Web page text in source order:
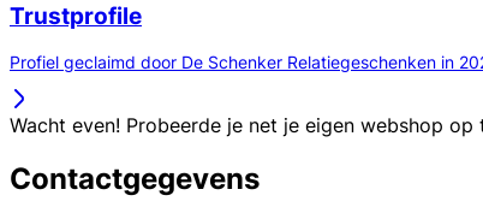
Trustprofile
Profiel geclaimd door De Schenker Relatiegeschenken in
Wacht even! Probeerde je net je eigen webshop op
Contactgegevens